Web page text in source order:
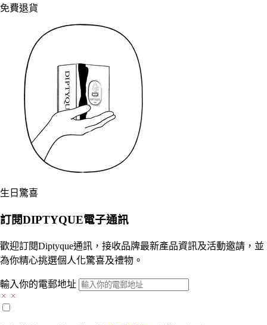
免費退貨
生日驚喜
訂閱DIPTYQUE電子通訊
歡迎訂閱Diptyque通訊，接收品牌最新產品資訊及活動邀請，並
為你精心挑選個人化驚喜及禮物。
輸入你的電郵地址